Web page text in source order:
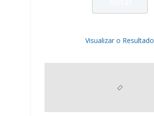
Visualizar o Resultado